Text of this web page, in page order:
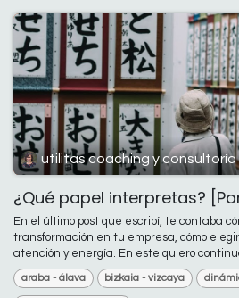
utilitas coaching y consultoría
¿Qué papel interpretas?
En el último post que escribí, te contaba
transformación en tu empresa, cómo
atención y energía. En este quiero
araba - álava bizkaia - vizcaya